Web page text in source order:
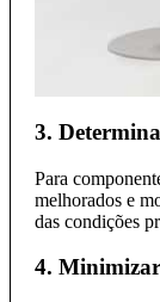
3.
Para
melhorados e
das condições
4.